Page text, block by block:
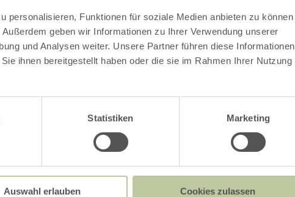
personalisieren, Funktionen für soziale Medien anbieten zu können
geben wir Informationen zu Ihrer Verwendung unserer
und Analysen weiter. Unsere Partner führen diese Informationen
ihnen bereitgestellt haben oder die sie im Rahmen Ihrer Nutzung
Statistiken Marketing
Auswahl erlauben Cookies zulassen
öffnen